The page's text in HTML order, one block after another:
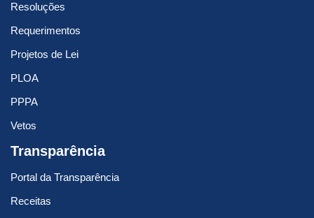
Resoluções
Requerimentos
Projetos de Lei
PLOA
PPPA
Vetos
Transparência
Portal da Transparência
Receitas